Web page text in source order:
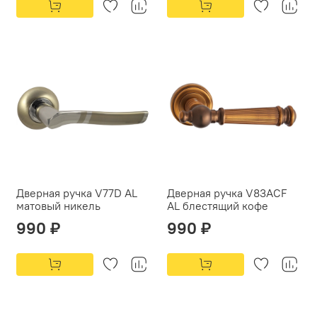
Дверная ручка V77D AL
матовый никель
990 ₽
Дверная ручка V83ACF
AL блестящий кофе
990 ₽